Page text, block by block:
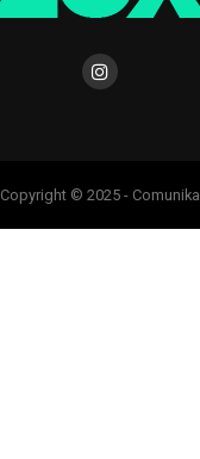
Copyright © 2025 - Comunika